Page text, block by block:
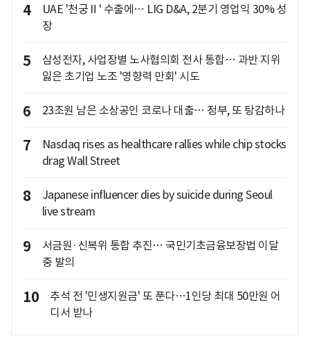
4
UAE '천궁Ⅱ' 수출에… LIG D&A, 2분기 영업익 30% 성
장
5
삼성전자, 사업장별 노사협의회 전사 통합… 과반 지위
잃은 초기업 노조 '영향력 만회' 시도
6 23조원 남은 소상공인 코로나 대출… 정부, 또 탕감하나
7
Nasdaq rises as healthcare rallies while chip stocks
drag Wall Street
8
Japanese influencer dies by suicide during Seoul
live stream
9
서금원·신복위 통합 추진… 국민기초금융보장법 이달
중 발의
10
추석 전 '민생지원금' 또 푼다…1인당 최대 50만원 어
디서 받나